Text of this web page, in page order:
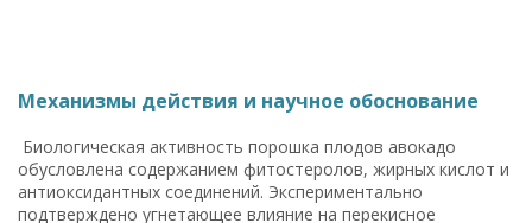
Механизмы действия и научное обоснование
Биологическая активность порошка плодов авокадо
обусловлена содержанием фитостеролов, жирных кислот и
антиоксидантных соединений. Экспериментально
подтверждено угнетающее влияние на перекисное